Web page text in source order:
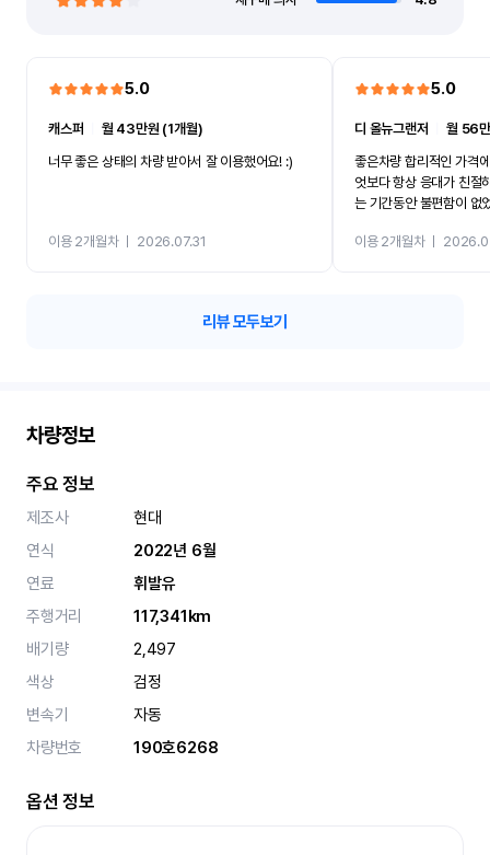
5.0
캐스퍼
월 43만원 (1개월)
너무 좋은 상태의 차량 받아서 잘 이용했어요! :)
이용 2개월차ㅣ 2026.07.31
5.0
디 올뉴그랜저 ㅣ월 56
좋은차량 합리적인 가격
엇보다 항상 응대가 친절
는 기간동안 불편함이 없
카 렌트 고민없이 강추합
이용 2개월차ㅣ
리뷰 모두보기
차량정보
주요 정보
제조사
현대
연식
2022년 6월
연료
휘발유
주행거리
117,341km
배기량
2,497
색상
검정
변속기
자동
차량번호
190호6268
옵션 정보